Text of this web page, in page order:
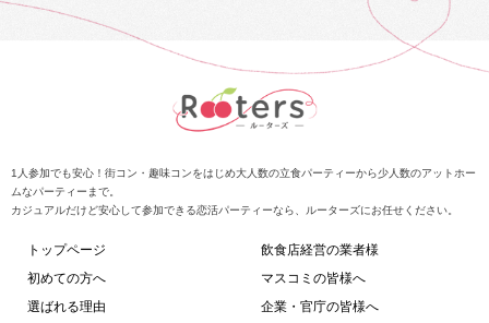
1人参加でも安心！街コン・趣味コンをはじめ大人数の立食パーティーから少人数のアットホー
ムなパーティーまで。
カジュアルだけど安心して参加できる恋活パーティーなら、ルーターズにお任せください。
トップページ
初めての方へ
選ばれる理由
飲食店経営の業者様
マスコミの皆様へ
企業・官庁の皆様へ